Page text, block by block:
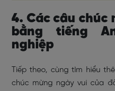
4. Các câu chúc
bằng tiếng
nghiệp
Tiếp theo, cùng tìm hiểu
chúc mừng ngày vui của